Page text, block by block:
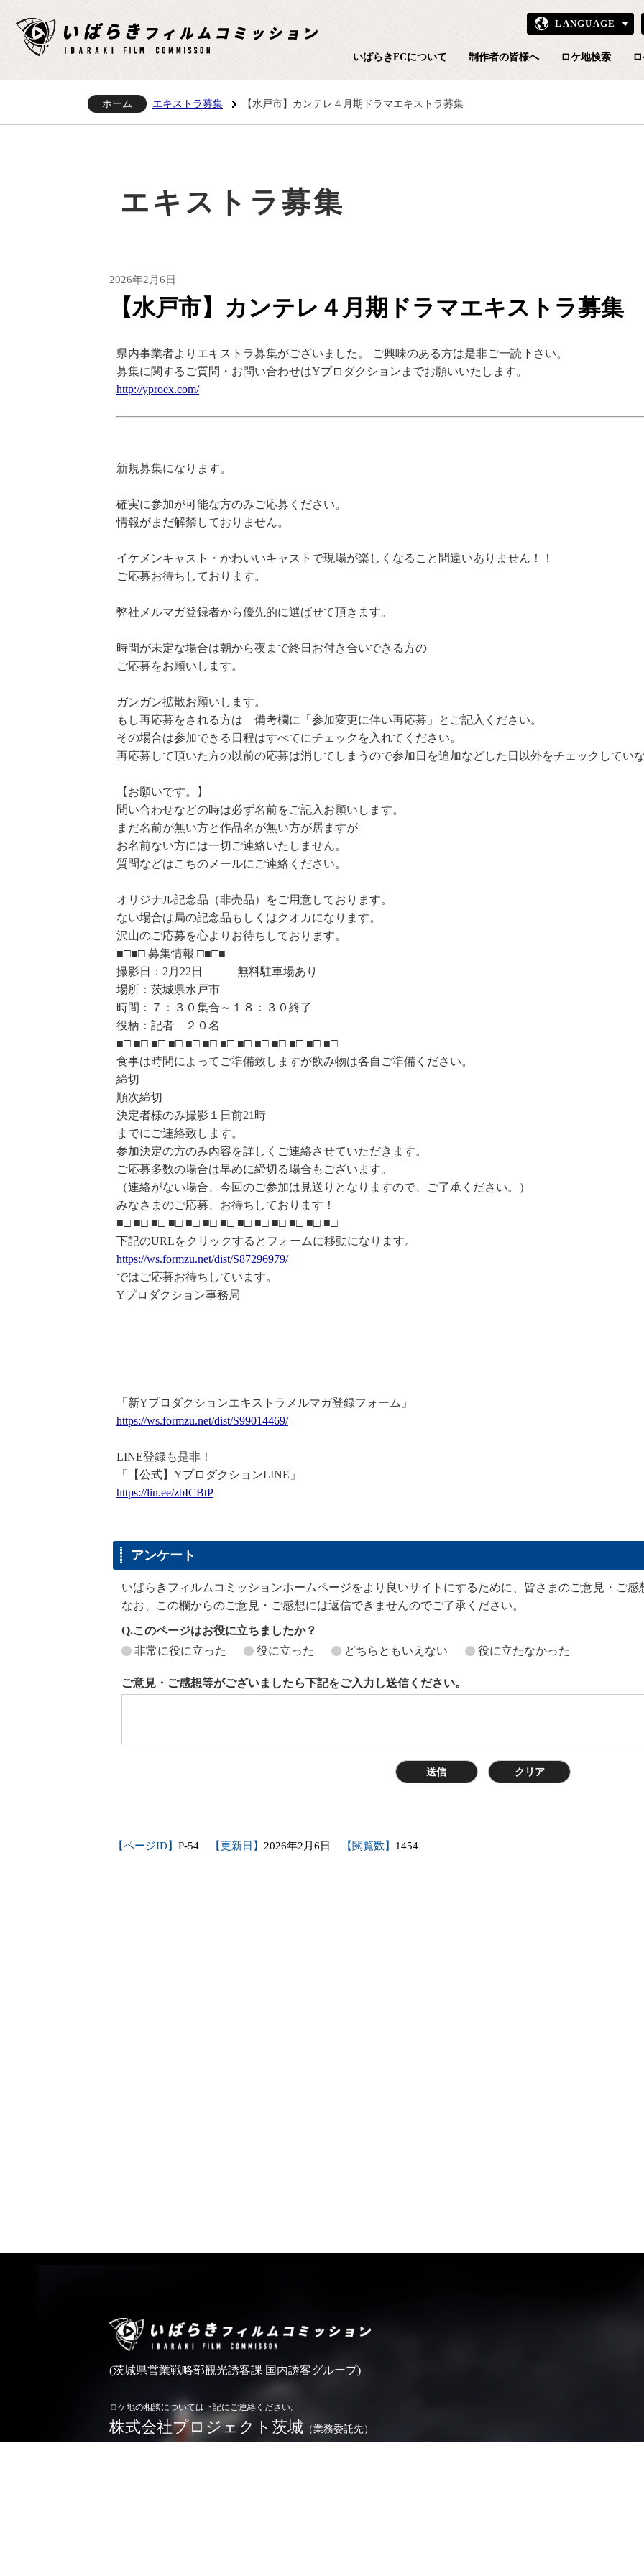
いば
LANGUAGE
いばらきFCについて 制作者の皆様へ ロケ地検索
ホーム エキストラ募集 【水戸市】カンテレ４月期ドラマエキストラ募集
エキストラ募集
2026年2月6日
【水戸市】カンテレ４月期ドラマエキストラ募集
県内事業者よりエキストラ募集がございました。 ご興味のある方は是非ご一読下さい。
募集に関するご質問・お問い合わせはYプロダクションまでお願いいたします。
http://yproex.com/
新規募集になります。
確実に参加が可能な方のみご応募ください。
情報がまだ解禁しておりません。
イケメンキャスト・かわいいキャストで現場が楽しくなること間違いありません！！
ご応募お待ちしております。
弊社メルマガ登録者から優先的に選ばせて頂きます。
時間が未定な場合は朝から夜まで終日お付き合いできる方の
ご応募をお願いします。
ガンガン拡散お願いします。
もし再応募をされる方は 備考欄に「参加変更に伴い再応募」とご記入ください。
その場合は参加できる日程はすべてにチェックを入れてください。
再応募して頂いた方の以前の応募は消してしまうので参加日を追加などした日以外をチェックしてい
【お願いです。】
問い合わせなどの時は必ず名前をご記入お願いします。
まだ名前が無い方と作品名が無い方が居ますが
お名前ない方には一切ご連絡いたしません。
質問などはこちのメールにご連絡ください。
オリジナル記念品（非売品）をご用意しております。
ない場合は局の記念品もしくはクオカになります。
沢山のご応募を心よりお待ちしております。
■□■□ 募集情報 □■□■
撮影日：2月22日 無料駐車場あり
場所：茨城県水戸市
時間：７：３０集合～１８：３０終了
役柄：記者 ２０名
■□ ■□ ■□ ■□ ■□ ■□ ■□ ■□ ■□ ■□ ■□ ■□ ■□
食事は時間によってご準備致しますが飲み物は各自ご準備ください。
締切
順次締切
決定者様のみ撮影１日前21時
までにご連絡致します。
参加決定の方のみ内容を詳しくご連絡させていただきます。
ご応募多数の場合は早めに締切る場合もございます。
（連絡がない場合、今回のご参加は見送りとなりますので、ご了承 ください。）
みなさまのご応募、お待ちしております！
■□ ■□ ■□ ■□ ■□ ■□ ■□ ■□ ■□ ■□ ■□ ■□ ■□
下記のURLをクリックするとフォームに移動になります。
https://ws.formzu.net/dist/S87296979/
ではご応募お待ちしています。
Yプロダクション事務局
「新Yプロダクションエキストラメルマガ登録フォーム」
https://ws.formzu.net/dist/S99014469/
LINE登録も是非！
「【公式】YプロダクションLINE」
https://lin.ee/zbICBtP
アンケート
いばらきフィルムコミッションホームページをより良いサイトにするために、皆さまのご意見・ご感
なお、この欄からのご意見・ご感想には返信できませんのでご了承ください。
Q.このページはお役に立ちましたか？
非常に役に立った
役に立った どちらともいえない 役に立たなかった
ご意見・ご感想等がございましたら下記をご入力し送信ください。
【ページID】 P-54 【更新日】 2026年2月6日 【閲覧数】 1454
(茨城県営業戦略部観光誘客課 国内誘客グループ)
ロケ地の相談については下記にご連絡ください。
株式会社プロジェクト茨城 （業務委託先）